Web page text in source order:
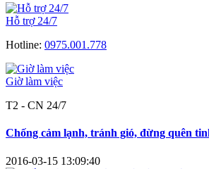
Hỗ trợ 24/7
Hotline: 0975.001.778
Giờ làm việc
T2 - CN 24/7
Chống cảm lạnh, tránh gió, đừng quên
2016-03-15 13:09:40